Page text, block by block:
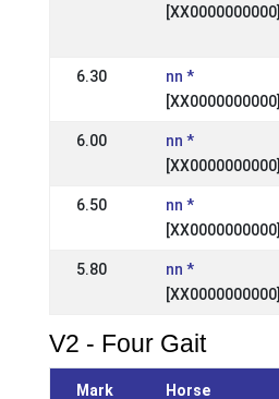
[XX0000000000]
6.30
nn *
[XX0000000000]
6.00
nn *
[XX0000000000]
6.50
nn *
[XX0000000000]
5.80
nn *
[XX0000000000]
V2 - Four Gait
Mark Horse